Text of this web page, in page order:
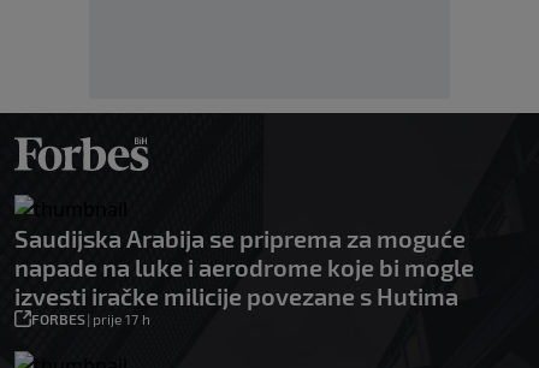
Saudijska Arabija se priprema za moguće
napade na luke i aerodrome koje bi mogle
izvesti iračke milicije povezane s Hutima
FORBES| prije 17 h